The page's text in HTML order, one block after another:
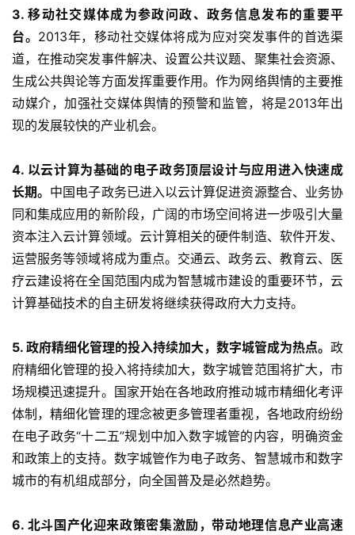
3. 移动社交媒体成为参政问政、政务信息发布的重要平
台。 2013年，移动社交媒体将成为应对突发事件的首选渠
道，在推动突发事件解决、设置公共议题、聚集社会资源、
生成公共舆论等方面发挥重要作用。作为网络舆情的主要推
动媒介，加强社交媒体舆情的预警和监管，将是2013年出
现的发展较快的产业机会。
4. 以云计算为基础的电子政务顶层设计与应用进入快速成
长期。 中国电子政务已进入以云计算促进资源整合、业务协
同和集成应用的新阶段，广阔的市场空间将进一步吸引大量
资本注入云计算领域。云计算相关的硬件制造、软件开发、
运营服务等领域将成为重点。交通云、政务云、教育云、医
疗云建设将在全国范围内成为智慧城市建设的重要环节，云
计算基础技术的自主研发将继续获得政府大力支持。
5. 政府精细化管理的投入持续加大，数字城管成为热点。 政
府精细化管理的投入将持续加大，数字城管范围将扩大，市
场规模迅速提升。国家开始在各地政府推动城市精细化考评
体制，精细化管理的理念被更多管理者重视，各地政府纷纷
在电子政务“十二五”规划中加入数字城管的内容，明确资金
和政策上的支持。数字城管作为电子政务、智慧城市和数字
城市的有机组成部分，向全国普及是必然趋势。
6. 北斗国产化迎来政策密集激励，带动地理信息产业高速